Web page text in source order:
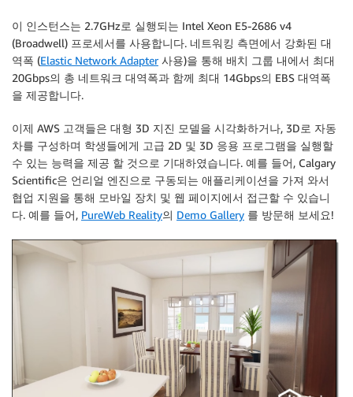
이 인스턴스는 2.7GHz로 실행되는 Intel Xeon E5-2686 v4
(Broadwell) 프로세서를 사용합니다. 네트워킹 측면에서 강화된 대
역폭 (Elastic Network Adapter사용)을 통해 배치 그룹 내에서 최대
20Gbps의 총 네트워크 대역폭과 함께 최대 14Gbps의 EBS 대역폭
을 제공합니다.
이제 AWS 고객들은 대형 3D 지진 모델을 시각화하거나, 3D로 자동
차를 구성하며 학생들에게 고급 2D 및 3D 응용 프로그램을 실행할
수 있는 능력을 제공 할 것으로 기대하였습니다. 예를 들어, Calgary
Scientific은 언리얼 엔진으로 구동되는 애플리케이션을 가져 와서
협업 지원을 통해 모바일 장치 및 웹 페이지에서 접근할 수 있습니
다. 예를 들어, PureWeb Reality의 Demo Gallery 를 방문해 보세요!